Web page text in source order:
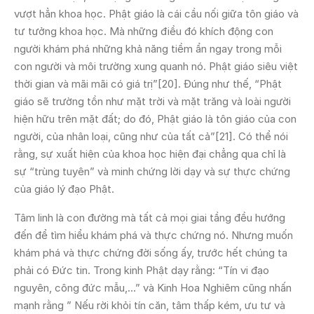
vượt hẳn khoa học. Phật giáo là cái cầu nối giữa tôn giáo và
tư tưởng khoa học. Mà những điều đó khích động con
người khám phá những khả năng tiềm ẩn ngay trong mỗi
con người và môi trường xung quanh nó. Phật giáo siêu việt
thời gian và mãi mãi có giá trị”[20]. Đúng như thế, “Phật
giáo sẽ trường tồn như mặt trời và mặt trăng và loài người
hiện hữu trên mặt đất; do đó, Phật giáo là tôn giáo của con
người, của nhân loại, cũng như của tất cả”[21]. Có thể nói
rằng, sự xuất hiện của khoa học hiện đại chẳng qua chỉ là
sự “trùng tuyên” và minh chứng lời dạy và sự thực chứng
của giáo lý đạo Phật.
Tâm linh là con đường mà tất cả mọi giai tầng đều hướng
đến để tìm hiểu khám phá và thực chứng nó. Nhưng muốn
khám phá và thực chứng đời sống ấy, trước hết chúng ta
phải có Đức tin. Trong kinh Phật dạy rằng: “Tín vi đạo
nguyên, công đức mẫu,…” và Kinh Hoa Nghiêm cũng nhấn
mạnh rằng ” Nếu rời khỏi tín căn, tâm thấp kém, ưu tư và